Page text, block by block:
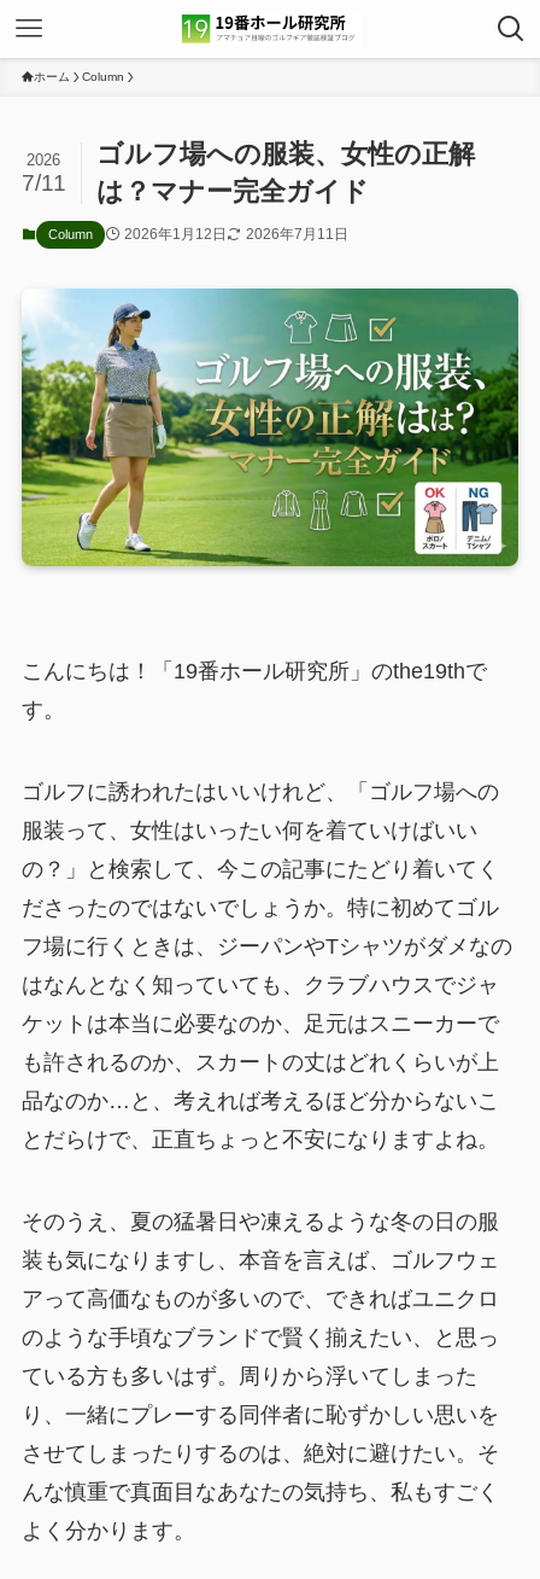
ホーム Column
ゴルフ場への服装、女性の正解
は？マナー完全ガイド
2026
7/11
Column 2026年1月12日 2026年7月11日
こんにちは！「19番ホール研究所」のthe19thで
す。
ゴルフに誘われたはいいけれど、「ゴルフ場への
服装って、女性はいったい何を着ていけばいい
の？」と検索して、今この記事にたどり着いてく
ださったのではないでしょうか。特に初めてゴル
フ場に行くときは、ジーパンやTシャツがダメなの
はなんとなく知っていても、クラブハウスでジャ
ケットは本当に必要なのか、足元はスニーカーで
も許されるのか、スカートの丈はどれくらいが上
品なのか…と、考えれば考えるほど分からないこ
とだらけで、正直ちょっと不安になりますよね。
そのうえ、夏の猛暑日や凍えるような冬の日の服
装も気になりますし、本音を言えば、ゴルフウェ
アって高価なものが多いので、できればユニクロ
のような手頃なブランドで賢く揃えたい、と思っ
ている方も多いはず。周りから浮いてしまった
り、一緒にプレーする同伴者に恥ずかしい思いを
させてしまったりするのは、絶対に避けたい。そ
んな慎重で真面目なあなたの気持ち、私もすごく
よく分かります。